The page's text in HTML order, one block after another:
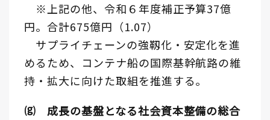
※上記の他、令和６年度補正予算37億
円。合計675億円（1.07）
サプライチェーンの強靱化・安定化を進
めるため、コンテナ船の国際基幹航路の維
持・拡大に向けた取組を推進する。
⒢ 成長の基盤となる社会資本整備の総合